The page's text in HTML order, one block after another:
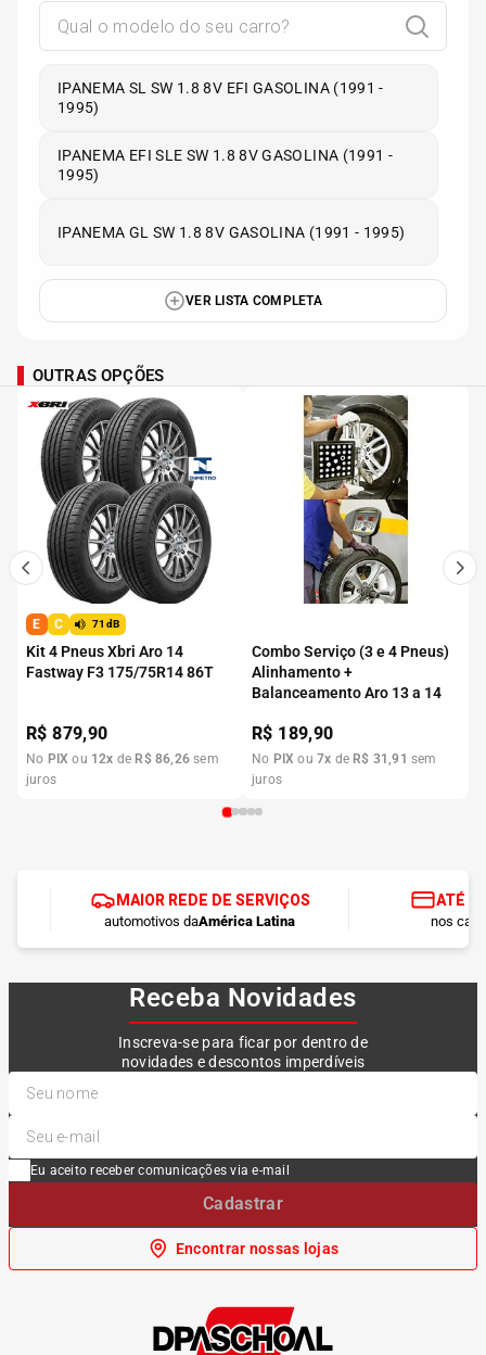
IPANEMA SL SW 1.8 8V EFI GASOLINA (1991 -
1995)
IPANEMA EFI SLE SW 1.8 8V GASOLINA (1991 -
1995)
IPANEMA GL SW 1.8 8V GASOLINA (1991 - 1995)
VER LISTA COMPLETA
OUTRAS OPÇÕES
E C 71dB
Kit 4 Pneus Xbri Aro 14
Fastway F3 175/75R14 86T
R$879,90
No PIX ou 12x de R$ 86,26 sem
juros
Combo Serviço (3 e 4 Pneus)
Alinhamento +
Balanceamento Aro 13 a 14
R$ 189,90
No PIX ou7x de R$ 31 ,91 sem
juros
MAIOR REDE DE SERVIÇOS
automotivos daAmérica Latina
ATÉ
nos
Receba Novidades
Inscreva-se para ficar por dentro de
novidades e descontos imperdíveis
Eu aceito receber comunicações via e-mail
Cadastrar
Encontrar nossas lojas